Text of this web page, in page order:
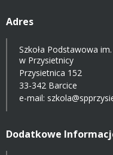
Adres
Szkoła Podstawowa
w Przysietnicy
Przysietnica 152
33-342 Barcice
e-mail:
Dodatkowe